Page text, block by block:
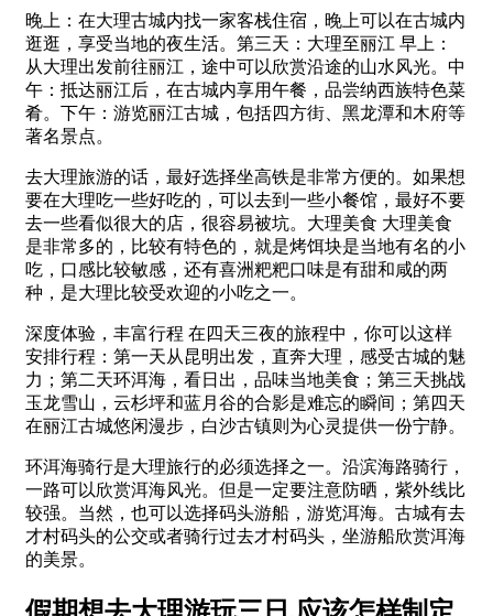
晚上：在大理古城内找一家客栈住宿，晚上可以在古城内
逛逛，享受当地的夜生活。第三天：大理至丽江 早上：
从大理出发前往丽江，途中可以欣赏沿途的山水风光。中
午：抵达丽江后，在古城内享用午餐，品尝纳西族特色菜
肴。下午：游览丽江古城，包括四方街、黑龙潭和木府等
著名景点。
去大理旅游的话，最好选择坐高铁是非常方便的。如果想
要在大理吃一些好吃的，可以去到一些小餐馆，最好不要
去一些看似很大的店，很容易被坑。大理美食 大理美食
是非常多的，比较有特色的，就是烤饵块是当地有名的小
吃，口感比较敏感，还有喜洲粑粑口味是有甜和咸的两
种，是大理比较受欢迎的小吃之一。
深度体验，丰富行程 在四天三夜的旅程中，你可以这样
安排行程：第一天从昆明出发，直奔大理，感受古城的魅
力；第二天环洱海，看日出，品味当地美食；第三天挑战
玉龙雪山，云杉坪和蓝月谷的合影是难忘的瞬间；第四天
在丽江古城悠闲漫步，白沙古镇则为心灵提供一份宁静。
环洱海骑行是大理旅行的必须选择之一。沿滨海路骑行，
一路可以欣赏洱海风光。但是一定要注意防晒，紫外线比
较强。当然，也可以选择码头游船，游览洱海。古城有去
才村码头的公交或者骑行过去才村码头，坐游船欣赏洱海
的美景。